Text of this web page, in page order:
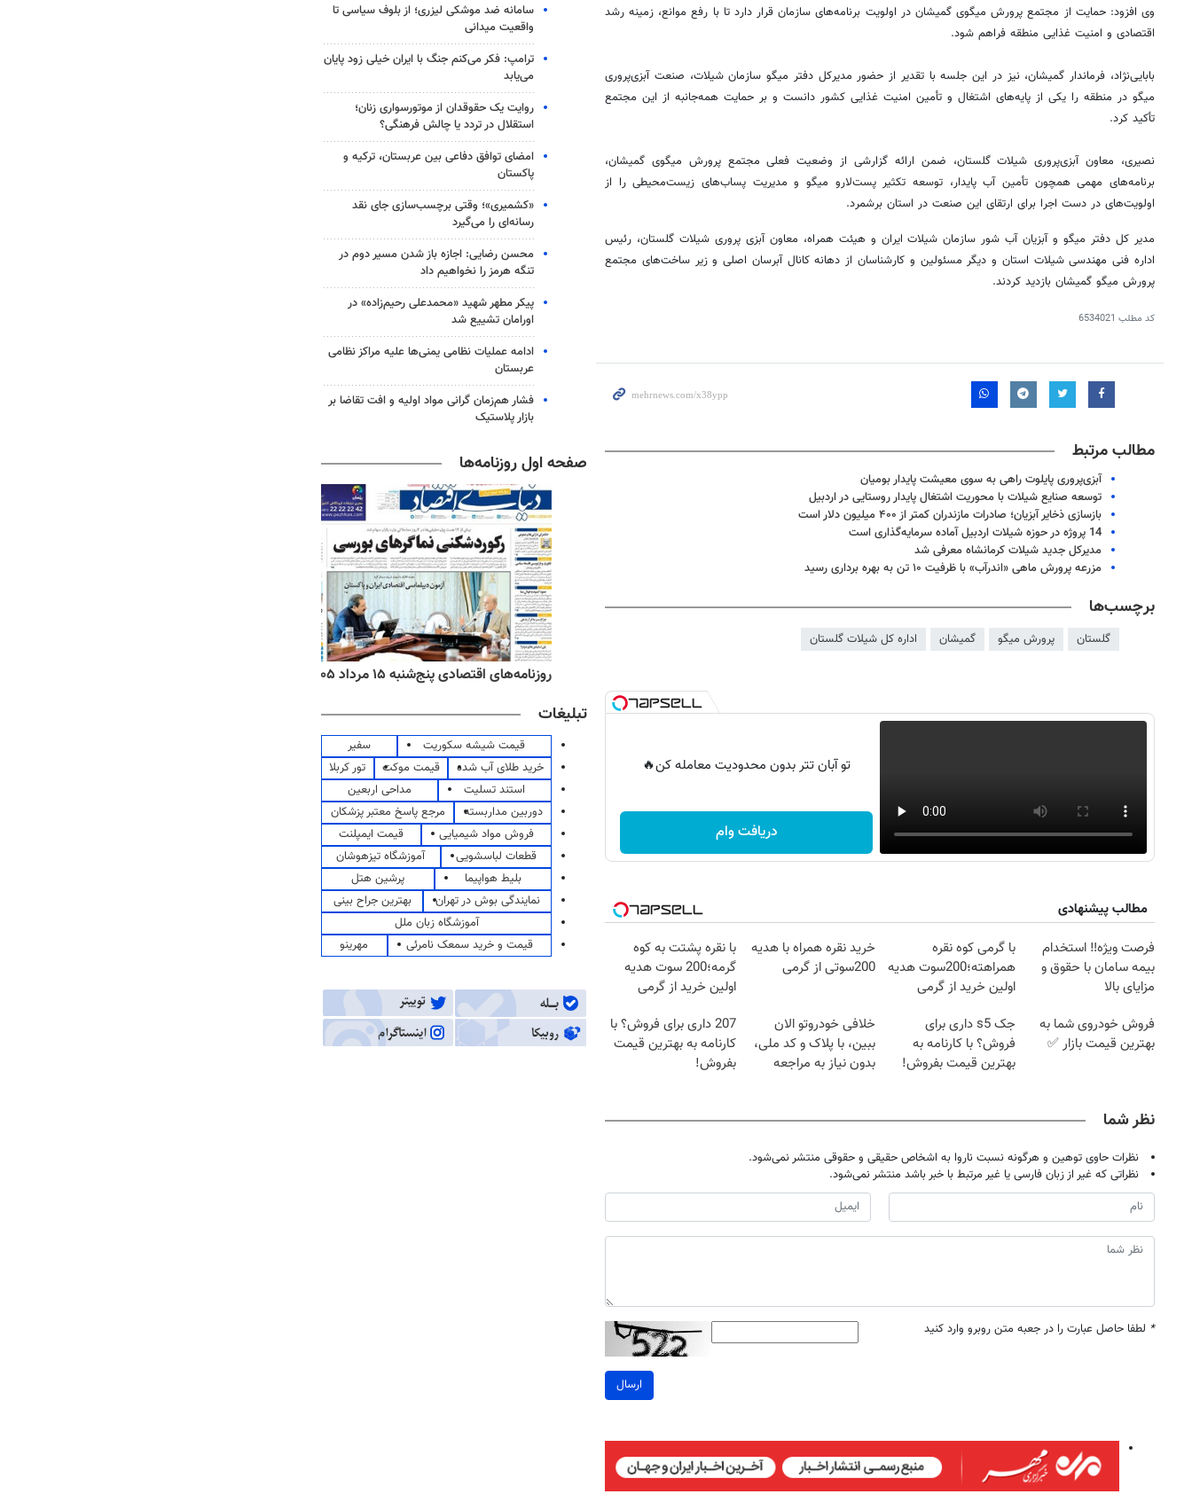
وی افزود: حمایت از مجتمع پرورش میگویگمیشان در اولویت برنامه‌های سازمان قرار دارد تا با رفع موانع، زمینه رشد
اقتصادی و امنیت غذایی منطقه فراهم شود.
بابایی‌نژاد، فرماندار گمیشان، نیز در این جلسه با تقدیر از حضور مدیرکل دفتر میگو سازمان شیلات، صنعت آبزی‌پروری
میگو در منطقه را یکی از پایه‌های اشتغال و تأمین امنیت غذایی کشور دانست و بر حمایت همه‌جانبه از این مجتمع
تأکید کرد.
نصیری، معاون آبزی‌پروری شیلات گلستان، ضمن ارائه گزارشی از وضعیت فعلی مجتمع پرورش میگوی گمیشان،
برنامه‌های مهمی همچون تأمین آب پایدار، توسعه تکثیرپست‌لارو میگو و مدیریت پساب‌های زیست‌محیطی را از
اولویت‌های در دست اجرا برای ارتقای این صنعت در استان برشمرد.
مدیر کل دفتر میگو و آبزیان آب شور سازمان شیلات ایران و هیئت همراه، معاون آبزی پروری شیلات گلستان، رئیس
اداره فنی مهندسی شیلات استان و دیگر مسئولین و کارشناسان از دهانه کانالآبرسان اصلی و زیر ساخت‌های مجتمع
پرورش میگو گمیشان بازدید کردند.
کد مطلب 6534021
مطالب مرتبط
آبزی‌پروری پایلوت راهی به سوی معیشت پایدار بومیان
توسعه صنایع شیلات با محوریت اشتغال پایدار روستایی در اردبیل
بازسازی ذخایر آبزیان؛ صادرات مازندران کمتر از ۴۰۰ میلیون دلار است
14 پروژه در حوزه شیلات اردبیل آماده سرمایه‌گذاری است
مدیرکل جدید شیلات کرمانشاه معرفی شد
مزرعه پرورش ماهی «اندرآب» با ظرفیت ۱۰ تن به بهره برداری رسید
برچسب‌ها
گلستان پرورش میگو گمیشان اداره کل شیلات گلستان
تو آبان تتر بدون محدودیت معامله کن🔥
دریافت وام
مطالب پیشنهادی
فرصت ویژه‼️ استخدام
بیمه سامان با حقوق و
مزایای بالا
با گرمی کوه نقره
همراهته؛200سوت هدیه
اولین خرید از گرمی
خرید نقره همراه با هدیه
200سوتی از گرمی
با نقره پشتت به کوه
گرمه؛200 سوت هدیه
اولین خرید از گرمی
فروش خودروی شما به
بهترین قیمت بازار ✅
جک s5 داری برای
فروش؟ با کارنامه به
بهترین قیمت بفروش!
خلافی خودروتو الان
ببین، با پلاک و کد ملی،
بدون نیاز به مراجعه
207 داری برای فروش؟ با
کارنامه به بهترین قیمت
بفروش!
نظر شما
نظرات حاوی توهین و هرگونه نسبت ناروا به اشخاص حقیقی و حقوقی منتشر نمی‌شود.
نظراتی که غیر از زبان فارسی یا غیر مرتبط با خبر باشد منتشر نمی‌شود.
* لطفا حاصل عبارت را در جعبه متن روبرو وارد کنید
ارسال
سامانه ضد موشکی لیزری؛ از بلوف سیاسی تا
واقعیت میدانی
ترامپ: فکر می‌کنم جنگ با ایران خیلی زود پایان
می‌یابد
روایت یک حقوقدان از موتورسواری زنان؛
استقلال در تردد یا چالش فرهنگی؟
امضای توافق دفاعی بین عربستان، ترکیه و
پاکستان
«کشمیری»؛ وقتی برچسب‌سازی جای نقد
رسانه‌ای را می‌گیرد
محسن رضایی: اجازه باز شدن مسیر دوم در
تنگه هرمز را نخواهیم داد
پیکر مطهر شهید «محمدعلی رحیم‌زاده» در
اورامان تشییع شد
ادامه عملیات نظامی یمنی‌ها علیه مراکز نظامی
عربستان
فشار هم‌زمان گرانی مواد اولیه و افت تقاضا بر
بازار پلاستیک
صفحه اول روزنامه‌ها
روزنامه‌های اقتصادی پنج‌شنبه ۱۵ مرداد ۱۴۰۵
تبلیغات
قیمت شیشه سکوریت
سفیر
خرید طلای آب شده
قیمت موکت
تور کربلا
استند تسلیت
مداحی اربعین
دوربین مداربسته
مرجع پاسخ معتبر پزشکان
فروش مواد شیمیایی
قیمت ایمپلنت
قطعات لباسشویی
آموزشگاه تیزهوشان
بلیط هواپیما
پرشین هتل
نمایندگی بوش در تهران
بهترین جراح بینی
آموزشگاه زبان ملل
قیمت و خرید سمعک نامرئی
مهرینو